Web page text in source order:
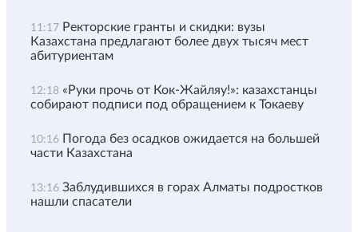
11:17 Ректорские гранты и скидки: вузы
Казахстана предлагают более двух тысяч мест
абитуриентам
12:18 «Руки прочь от Кок-Жайляу!»: казахстанцы
собирают подписи под обращением к Токаеву
10:16 Погода без осадков ожидается на большей
части Казахстана
13:16 Заблудившихся в горах Алматы подростков
нашли спасатели